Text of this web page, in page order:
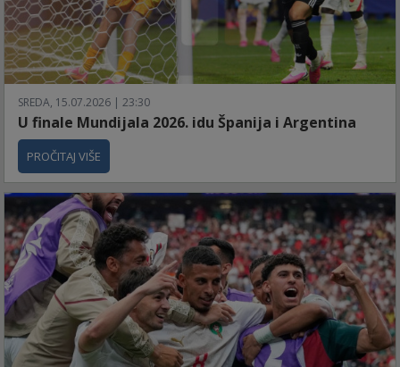
SREDA, 15.07.2026 | 23:30
U finale Mundijala 2026. idu Španija i Argentina
PROČITAJ VIŠE